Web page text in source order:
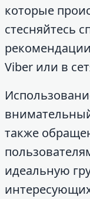
которые
стесняйтесь
Viber или в
также
идеальную